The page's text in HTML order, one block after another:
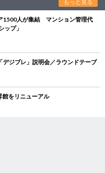
もっと見る
1500人が集結 マンション管理代
ップ」
ジブレ」説明会／ラウンドテーブ
をリニューアル